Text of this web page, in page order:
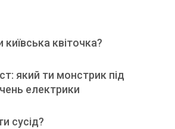
київська квіточка?
який ти монстрик під
електрики
сусід?